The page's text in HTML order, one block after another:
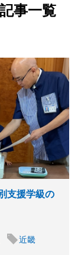
事一覧
支援学級の
近畿